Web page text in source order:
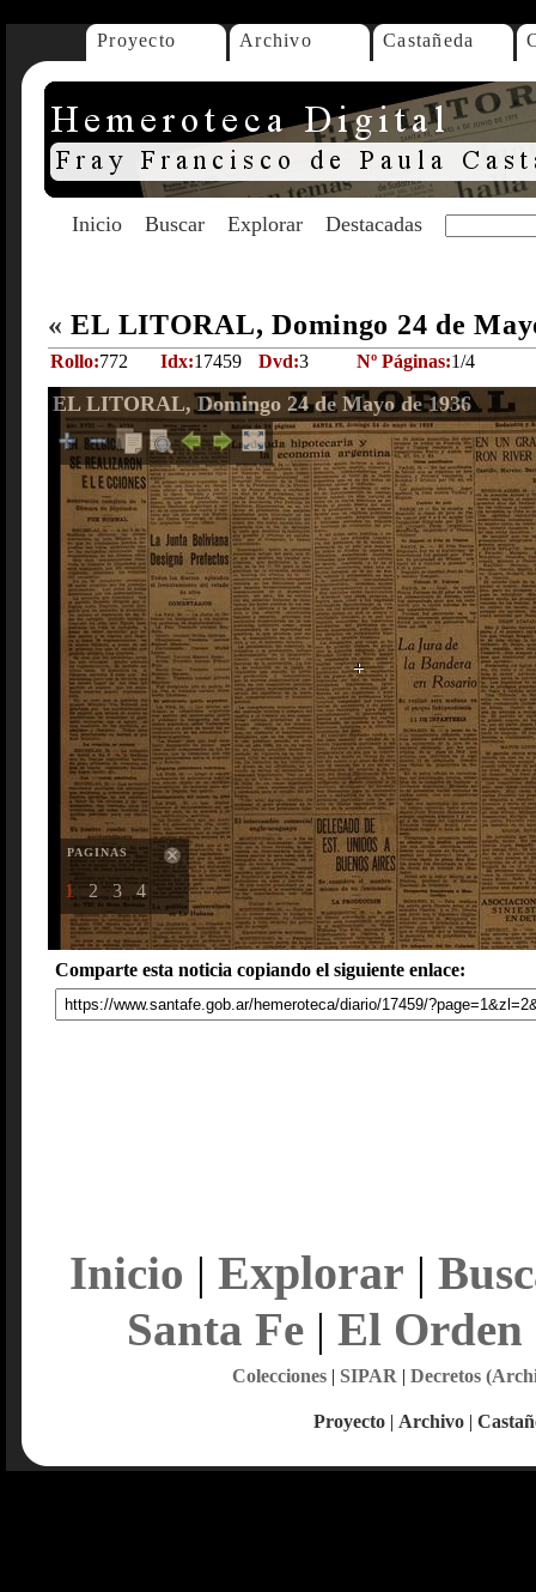
Proyecto Archivo Castañeda
Inicio Buscar Explorar Destacadas
« EL LITORAL, Domingo 24 de
Rollo:772 Idx:17459 Dvd:3 Nº Páginas:1/4
EL LITORAL, Domingo 24 de Mayo de 1936
PAGINAS
1 2 3 4
Comparte esta noticia copiando el siguiente enlace:
Inicio | Explorar |
Santa Fe| El Orden
Colecciones| SIPAR | Decretos
Proyecto | Archivo |